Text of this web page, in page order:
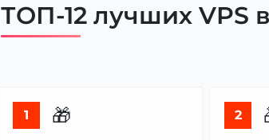
ТОП-12 лучших VPS
1 🎁 2